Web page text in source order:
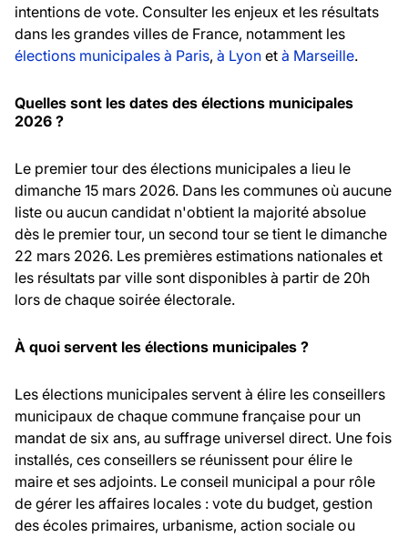
intentions de vote. Consulter les enjeux et les résultats
dans les grandes villes de France, notamment les
élections municipales à Paris, à Lyon et à Marseille.
Quelles sont les dates des élections municipales
2026 ?
Le premier tour des élections municipales a lieu le
dimanche 15 mars 2026. Dans les communes où aucune
liste ou aucun candidat n'obtient la majorité absolue
dès le premier tour, un second tour se tient le dimanche
22 mars 2026. Les premières estimations nationales et
les résultats par ville sont disponibles à partir de 20h
lors de chaque soirée électorale.
À quoi servent les élections municipales ?
Les élections municipales servent à élire les conseillers
municipaux de chaque commune française pour un
mandat de six ans, au suffrage universel direct. Une fois
installés, ces conseillers se réunissent pour élire le
maire et ses adjoints. Le conseil municipal a pour rôle
de gérer les affaires locales : vote du budget, gestion
des écoles primaires, urbanisme, action sociale ou